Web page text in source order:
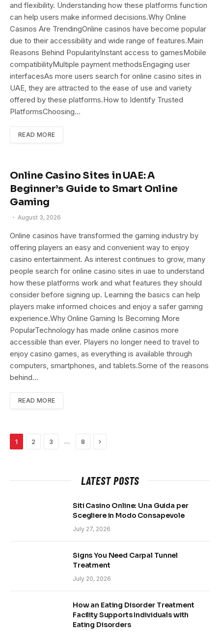
and flexibility. Understanding how these platforms function
can help users make informed decisions.Why Online
Casinos Are TrendingOnline casinos have become popular
due to their accessibility and wide range of features.Main
Reasons Behind PopularityInstant access to gamesMobile
compatibilityMultiple payment methodsEngaging user
interfacesAs more users search for online casino sites in
UAE, they are attracted to the ease of use and variety
offered by these platforms.How to Identify Trusted
PlatformsChoosing…
READ MORE
Online Casino Sites in UAE: A
Beginner’s Guide to Smart Online
Gaming
August 3, 2026
Online casinos have transformed the gaming industry by
offering players an easy and convenient way to enjoy
casino entertainment. As interest continues to grow, many
people search for online casino sites in uae to understand
how these platforms work and what features they should
consider before signing up. Learning the basics can help
players make informed choices and enjoy a safer gaming
experience.Why Online Gaming Is Becoming More
PopularTechnology has made online casinos more
accessible than ever. Players no longer need to travel to
enjoy casino games, as everything is available through
computers, smartphones, and tablets.Some of the reasons
behind…
READ MORE
1 2 3 … 8 Next
LATEST POSTS
Siti Casino Online: Una Guida per
Scegliere in Modo Consapevole
July 27, 2026
Signs You Need Carpal Tunnel
Treatment
July 20, 2026
How an Eating Disorder Treatment
Facility Supports Individuals with
Eating Disorders